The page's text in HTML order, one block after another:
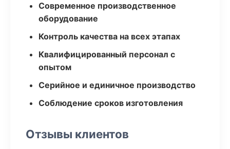
Современное производственное
оборудование
Контроль качества на всех этапах
Квалифицированный персонал с
опытом
Серийное и единичное производство
Соблюдение сроков изготовления
Отзывы клиентов